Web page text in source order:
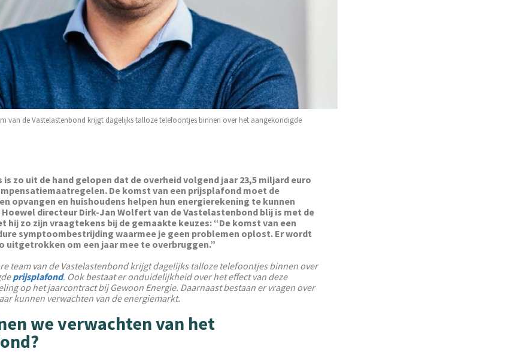
van de Vastelastenbond krijgt dagelijks talloze telefoontjes binnen over het aangekondigde
is zo uit de hand gelopen dat de overheid volgend jaar 23,5 miljard euro
De komst van een prijsplafond moet de
opvangen en huishoudens helpen hun energierekening te kunnen
directeur Dirk-Jan Wolfert van de Vastelastenbond blij is met de
hij zo zijn vraagtekens bij de gemaakte keuzes: “De komst van een
symptoombestrijding waarmee je geen problemen oplost. Er wordt
uitgetrokken om een jaar mee te overbruggen.”
team van de Vastelastenbond krijgt dagelijks talloze telefoontjes binnen over
prijsplafond. Ook bestaat er onduidelijkheid over het effect van deze
op het jaarcontract bij Gewoon Energie. Daarnaast bestaan er vragen over
kunnen verwachten van de energiemarkt.
we verwachten van het